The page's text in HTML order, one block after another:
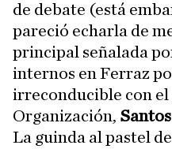
de debate (está
pareció echarla de
principal señalada
internos en Ferraz
irreconducible con
Organización,
La guinda al pastel